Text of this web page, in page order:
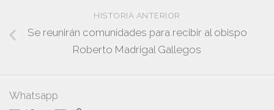
HISTORIA ANTERIOR
Se reunirán comunidades para recibir al obispo
Roberto Madrigal Gallegos
Whatsapp